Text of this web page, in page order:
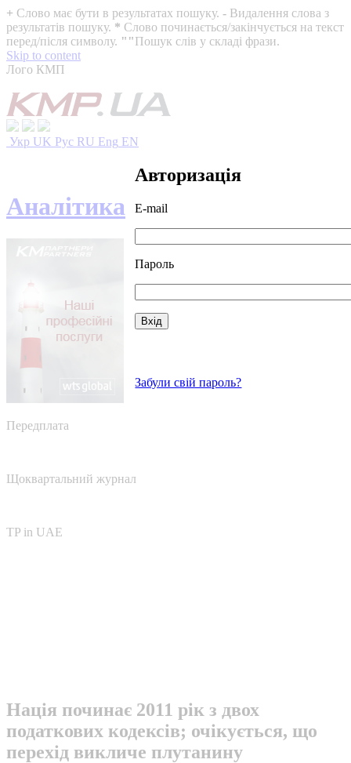
+ Слово має бути в результатах пошуку. - Видалення слова з
результатів пошуку. * Слово починається/закінчується на текст
перед/після символу. ""Пошук слів у складі фрази.
Skip to content
Лого КМП
Укр UK Рус RU Eng EN
Авторизація
E-mail
Пароль
Забули свій пароль?
Аналітика
Передплата
Щоквартальний журнал
TP in UAE
Нація починає 2011 рік з двох
податкових кодексів; очікується, що
перехід викличе плутанину